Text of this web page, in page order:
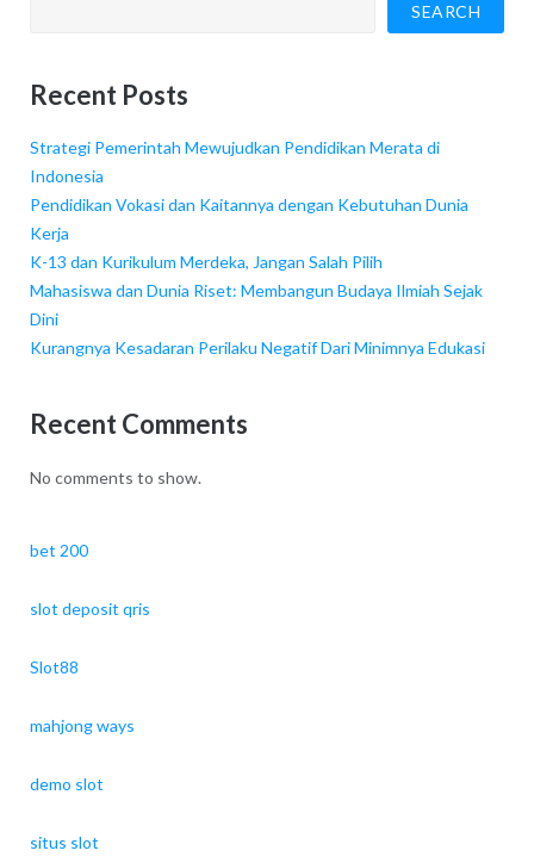
SEARCH
Recent Posts
Strategi Pemerintah Mewujudkan Pendidikan Merata di
Indonesia
Pendidikan Vokasi dan Kaitannya dengan Kebutuhan Dunia
Kerja
K-13 dan Kurikulum Merdeka, Jangan Salah Pilih
Mahasiswa dan Dunia Riset: Membangun Budaya Ilmiah Sejak
Dini
Kurangnya Kesadaran Perilaku Negatif Dari Minimnya Edukasi
Recent Comments
No comments to show.
bet 200
slot deposit qris
Slot88
mahjong ways
demo slot
situs slot